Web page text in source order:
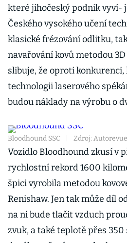
které jihočeský podnik vyví-
Českého vysokého učení
klasické frézování odlitku,
navařování kovů metodou
slibuje, že oproti
technologii laserového
budou náklady na výrobu o
Bloodhound SSC Zdroj: Autorevue
Vozidlo Bloodhound zkusí v
rychlostní rekord 1600
špici vyrobila metodou
Renishaw. Jen tak může díl
na ni bude tlačit vzduch
zvuk, a také teplotě přes 350